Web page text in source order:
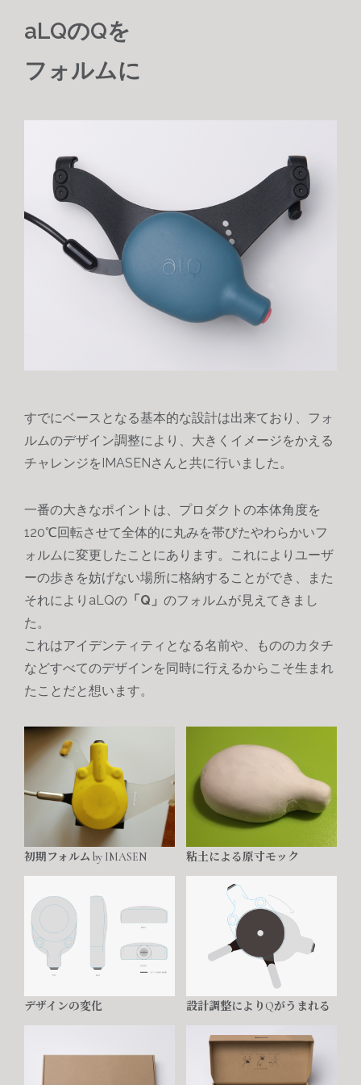
aLQのQを
フォルムに
すでにベースとなる基本的な設計は出来ており、 フォ
ルムのデザイン調整により、大きくイメージをかえる
チャレンジをIMASENさんと共に行いました。
一番の大きなポイントは、プロダクトの本体角度を
120℃回転させて全体的に丸みを帯びたやわらかいフ
ォルムに変更した ことにあります。これによりユーザ
ーの歩きを妨げない場所に格納することができ、また
それによりaLQの 「Q」 のフォルムが見えてきまし
た。
これはアイデンティティとなる名前や、もののカタチ
などすべてのデザインを同時に行えるからこそ生まれ
たことだと想います。
初期フォルム by IMASEN 粘土による原寸モック
デザインの変化 設計調整によりQがうまれる